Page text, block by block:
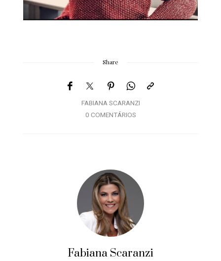
Share
FABIANA SCARANZI
0 COMENTÁRIOS
Fabiana Scaranzi